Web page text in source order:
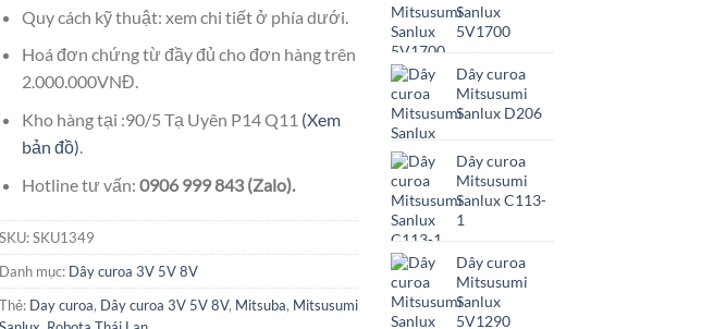
Quy cách kỹ thuật: xem chi tiết ở phía dưới.
Hoá đơn chứng từ đầy đủ cho đơn hàng trên
2.000.000VNĐ.
Kho hàng tại :90/5 Tạ Uyên P14 Q11 (Xem
bản đồ).
Hotline tư vấn: 0906 999 843 (Zalo).
SKU:SKU1349
Danh mục: Dây curoa 3V 5V 8V
Thẻ: Day curoa, Dây curoa 3V 5V 8V, Mitsuba, Mitsusumi
Sanlux
5V1700
Dây curoa
Mitsusumi
Sanlux D206
Dây curoa
Mitsusumi
Sanlux C113-
1
Dây curoa
Mitsusumi
Sanlux
5V1290